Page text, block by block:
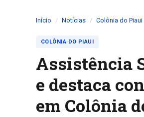
Início Notícias Colônia do Piaui
COLÔNIA DO PIAUI
Assistência
e destaca
em Colônia